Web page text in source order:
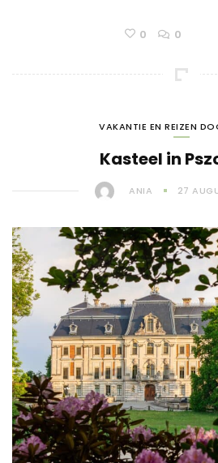
0 0
VAKANTIE EN REIZEN
Kasteel in
ANIA 27